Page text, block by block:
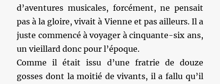
d’aventures musicales, forcément, ne pensait
pas à la gloire, vivait à Vienne et pas ailleurs. Il a
juste commencé à voyager à cinquante-six ans,
un vieillard donc pour l’époque.
Comme il était issu d’une fratrie de douze
gosses dont la moitié de vivants, il a fallu qu’il